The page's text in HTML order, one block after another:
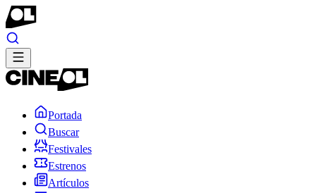
Portada
Buscar
Festivales
Estrenos
Artículos